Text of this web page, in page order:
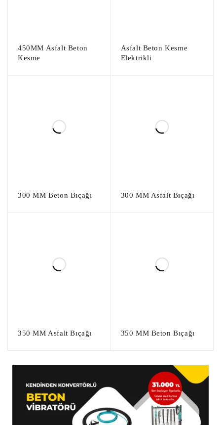
450MM Asfalt Beton
Kesme
Asfalt Beton Kesme
Elektrikli
300 MM Beton Bıçağı 300 MM Asfalt Bıçağı
350 MM Asfalt Bıçağı 350 MM Beton Bıçağı